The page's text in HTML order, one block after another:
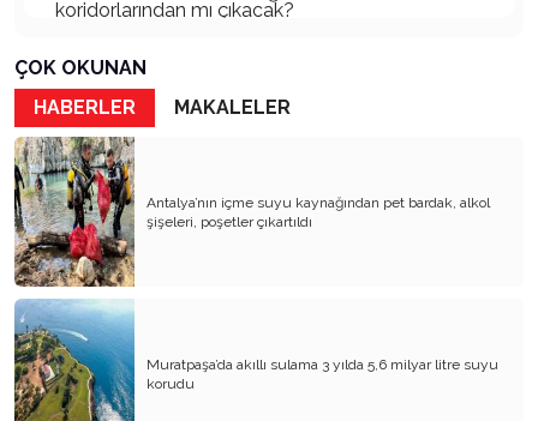
koridorlarından mı çıkacak?
Gazetecinin kaderi!..
Turizmde Herşey Dahil Sistemi tartışılmalı
MB Başkanı ve Şimşek’e
Padişahın Vergi Deneyi!..
Erdoğan ve Özel’e açık mektup!..
Bahçeli siyasetin zirvesine oturdu!..
Artık yeter!.. Başka Antalya yok!..
Milli Eğitim cemaatlere mi teslim ediliyor?
Liyakatın Gözyaşları!..
ÇOK OKUNAN
HABERLER
MAKALELER
Antalya’nın içme suyu kaynağından pet bardak, alkol
şişeleri, poşetler çıkartıldı
Muratpaşa’da akıllı sulama 3 yılda 5,6 milyar litre suyu
korudu